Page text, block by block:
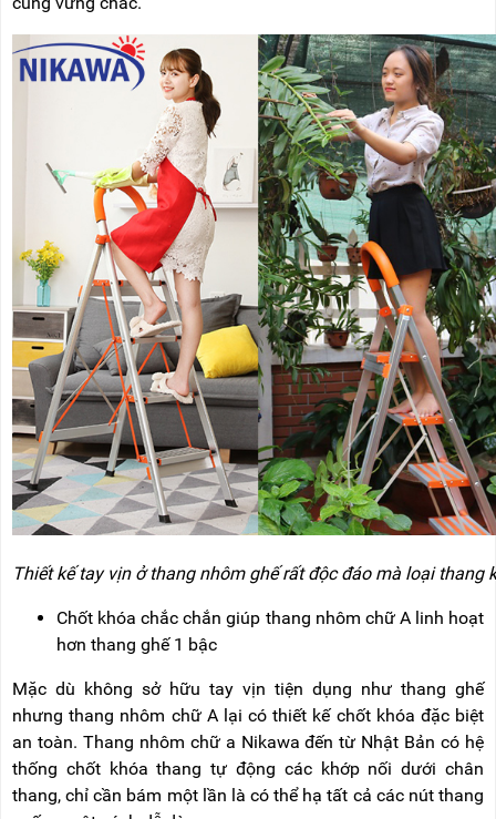
Thiết kế tay vịn ở thang nhôm ghế rất độc đáo mà loại thang
Chốt khóa chắc chắn giúp thang nhôm chữ A linh hoạt
hơn thang ghế 1 bậc
Mặc dù không sở hữu tay vịn tiện dụng như thang ghế
nhưng thang nhôm chữ A lại có thiết kế chốt khóa đặc biệt
an toàn. Thang nhôm chữ a Nikawa đến từ Nhật Bản có hệ
thống chốt khóa thang tự động các khớp nối dưới chân
thang, chỉ cần bám một lần là có thể hạ tất cả các nút thang